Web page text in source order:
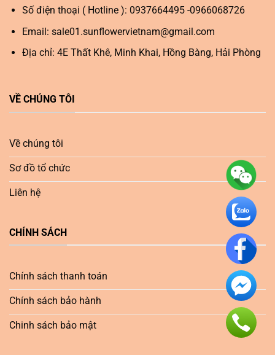
Số điện thoại ( Hotline ): 0937664495 -0966068726
Email: sale01.sunflowervietnam@gmail.com
Địa chỉ: 4E Thất Khê, Minh Khai, Hồng Bàng, Hải Phòng
VỀ CHÚNG TÔI
Về chúng tôi
Sơ đồ tổ chức
Liên hệ
CHÍNH SÁCH
Chính sách thanh toán
Chính sách bảo hành
Chinh sách bảo mật